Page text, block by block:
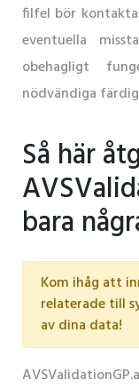
filfel bör
eventuella
obehagligt
nödvändiga
Så här
bara
Kom ihåg att
relaterade till
av dina data!